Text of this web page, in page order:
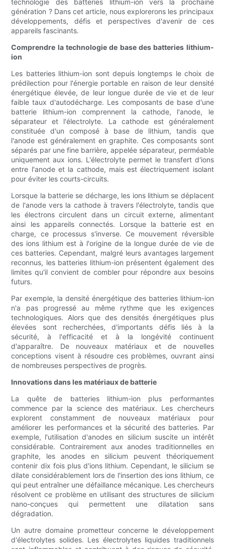
technologie des batteries lithium-ion vers la prochaine
génération ? Dans cet article, nous explorerons les principaux
développements, défis et perspectives d'avenir de ces
appareils fascinants.
Comprendre la technologie de base des batteries lithium-
ion
Les batteries lithium-ion sont depuis longtemps le choix de
prédilection pour l'énergie portable en raison de leur densité
énergétique élevée, de leur longue durée de vie et de leur
faible taux d'autodécharge. Les composants de base d'une
batterie lithium-ion comprennent la cathode, l'anode, le
séparateur et l'électrolyte. La cathode est généralement
constituée d'un composé à base de lithium, tandis que
l'anode est généralement en graphite. Ces composants sont
séparés par une fine barrière, appelée séparateur, perméable
uniquement aux ions. L'électrolyte permet le transfert d'ions
entre l'anode et la cathode, mais est électriquement isolant
pour éviter les courts-circuits.
Lorsque la batterie se décharge, les ions lithium se déplacent
de l'anode vers la cathode à travers l'électrolyte, tandis que
les électrons circulent dans un circuit externe, alimentant
ainsi les appareils connectés. Lorsque la batterie est en
charge, ce processus s'inverse. Ce mouvement réversible
des ions lithium est à l'origine de la longue durée de vie de
ces batteries. Cependant, malgré leurs avantages largement
reconnus, les batteries lithium-ion présentent également des
limites qu'il convient de combler pour répondre aux besoins
futurs.
Par exemple, la densité énergétique des batteries lithium-ion
n'a pas progressé au même rythme que les exigences
technologiques. Alors que des densités énergétiques plus
élevées sont recherchées, d'importants défis liés à la
sécurité, à l'efficacité et à la longévité continuent
d'apparaître. De nouveaux matériaux et de nouvelles
conceptions visent à résoudre ces problèmes, ouvrant ainsi
de nombreuses perspectives de progrès.
Innovations dans les matériaux de batterie
La quête de batteries lithium-ion plus performantes
commence par la science des matériaux. Les chercheurs
explorent constamment de nouveaux matériaux pour
améliorer les performances et la sécurité des batteries. Par
exemple, l'utilisation d'anodes en silicium suscite un intérêt
considérable. Contrairement aux anodes traditionnelles en
graphite, les anodes en silicium peuvent théoriquement
contenir dix fois plus d'ions lithium. Cependant, le silicium se
dilate considérablement lors de l'insertion des ions lithium, ce
qui peut entraîner une défaillance mécanique. Les chercheurs
résolvent ce problème en utilisant des structures de silicium
nano-conçues qui permettent une dilatation sans
dégradation.
Un autre domaine prometteur concerne le développement
d'électrolytes solides. Les électrolytes liquides traditionnels